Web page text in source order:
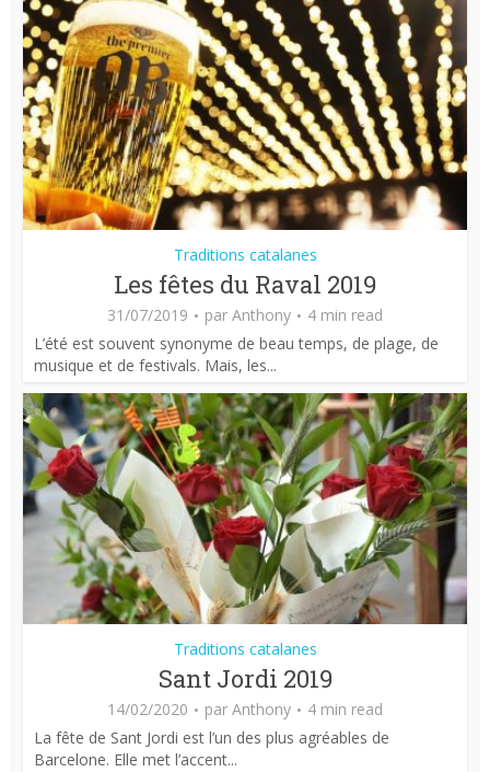
Traditions catalanes
Les fêtes du Raval 2019
31/07/2019 par Anthony
4 min read
L’été est souvent synonyme de beau temps, de plage, de
musique et de festivals. Mais, les...
Traditions catalanes
Sant Jordi 2019
14/02/2020 par Anthony
4 min read
La fête de Sant Jordi est l’un des plus agréables de
Barcelone. Elle met l’accent...